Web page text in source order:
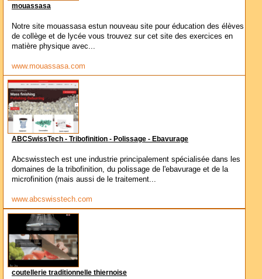
mouassasa
Notre site mouassasa estun nouveau site pour éducation des élèves
de collège et de lycée vous trouvez sur cet site des exercices en
matière physique avec...
www.mouassasa.com
ABCSwissTech - Tribofinition - Polissage - Ebavurage
Abcswisstech est une industrie principalement spécialisée dans les
domaines de la tribofinition, du polissage de l'ebavurage et de la
microfinition (mais aussi de le traitement...
www.abcswisstech.com
coutellerie traditionnelle thiernoise